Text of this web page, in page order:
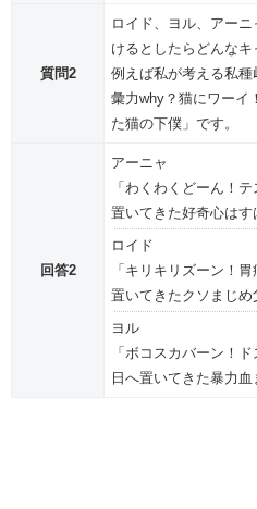
質問2
ロイド、ヨル、アー
けるとしたらどんな
例えば私が考える私
彙力why？猫にワーイ
た猫の下僕」です。
回答2
アーニャ
「わくわくどーん！
置いてきた好奇心はす
ロイド
「キリキリズーン！
置いてきたクソまじめ
ヨル
「ボコスカバーン！
日へ置いてきた暴力血